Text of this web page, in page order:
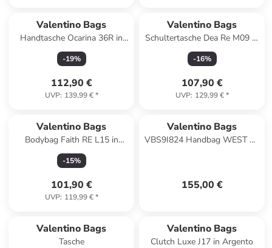
Valentino Bags
Handtasche Ocarina 36R in
Taupe
-19%
112,90 €
UVP: 139,99 €*
Valentino Bags
Schultertasche Dea Re M09 in
Bianco
-16%
107,90 €
UVP: 129,99 €*
Valentino Bags
Bodybag Faith RE L15 in
Ghiaccio
-15%
101,90 €
UVP: 119,99 €*
Valentino Bags
VBS9I824 Handbag WEST RE
155,00 €
Valentino Bags
Tasche
Valentino Bags
Clutch Luxe J17 in Argento